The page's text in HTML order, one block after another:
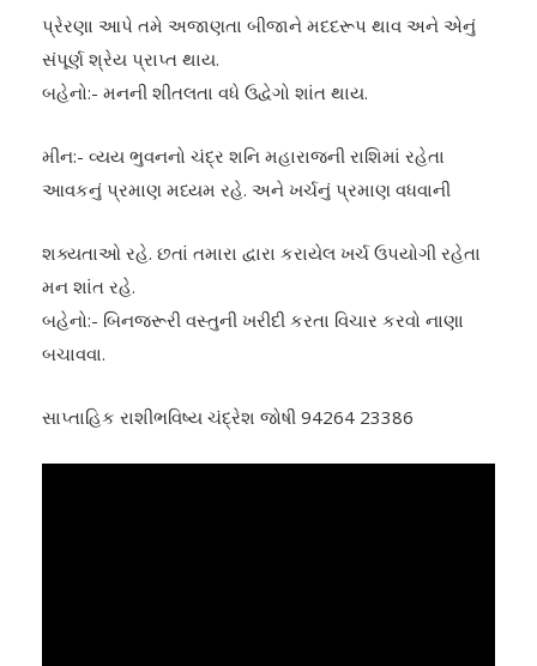
પ્રેરણા આપે તમે અજાણતા બીજાને મદદરૂપ થાવ અને એનું
સંપૂર્ણ શ્રેય પ્રાપ્ત થાય.
બહેનો:- મનની શીતલતા વધે ઉદ્વેગો શાંત થાય.
મીન:- વ્યય ભુવનનો ચંદ્ર શનિ મહારાજની રાશિમાં રહેતા
આવકનું પ્રમાણ મધ્યમ રહે. અને ખર્ચનું પ્રમાણ વધવાની
શક્યતાઓ રહે. છતાં તમારા દ્વારા કરાયેલ ખર્ચ ઉપયોગી રહેતા
મન શાંત રહે.
બહેનો:- બિનજરૂરી વસ્તુની ખરીદી કરતા વિચાર કરવો નાણા
બચાવવા.
સાપ્તાહિક રાશીભવિષ્ય ચંદ્રેશ જોષી 94264 23386